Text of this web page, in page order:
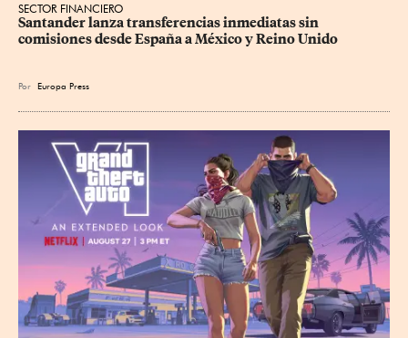
SECTOR FINANCIERO
Santander lanza transferencias inmediatas sin
comisiones desde España a México y Reino Unido
Por Europa Press